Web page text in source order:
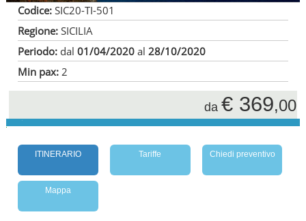
Codice:SIC20-TI-501
Regione:SICILIA
Periodo: dal01/04/2020 al28/10/2020
Min pax:2
da€ 369,00
ITINERARIO Tariffe Chiedi preventivo
Mappa